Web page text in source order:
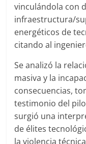
vinculándola con
infraestructura/
energéticos de
citando al
Se analizó la
masiva y la
consecuencias,
testimonio del
surgió una
de élites
la violencia